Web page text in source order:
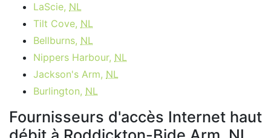
LaScie, NL
Tilt Cove, NL
Bellburns, NL
Nippers Harbour, NL
Jackson's Arm, NL
Burlington, NL
Fournisseurs d'accès Internet haut